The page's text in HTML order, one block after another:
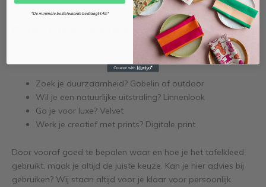
Conclusie: welke stof kies jij?
De beste tafelkleed stof hangt af van jouw doel:
Zoek je duurzaamheid? Gobelin of outdoor
Wil je een natuurlijke uitstraling? Linnenlook
Ga je voor luxe? Velvet
Werk je creatief met prints? Digitale print
Door vooraf goed te bepalen waar en hoe je het tafelkleed
gebruikt, maak je altijd de juiste keuze. Kan je hier advies bij
gebruiken? Wij staan altijd voor je klaar voor persoonlijk
*De minimale bestelwaarde bedraagt €49.*